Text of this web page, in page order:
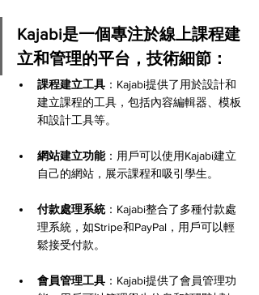
Kajabi是一個專注於線上課程建
立和管理的平台，技術細節：
課程建立工具 ：Kajabi提供了用於設計和
建立課程的工具，包括內容編輯器、模板
和設計工具等。
網站建立功能：用戶可以使用Kajabi建立
自己的網站，展示課程和吸引學生。
付款處理系統：Kajabi整合了多種付款處
理系統，如Stripe和PayPal，用戶可以輕
鬆接受付款。
會員管理工具 ：Kajabi提供了會員管理功